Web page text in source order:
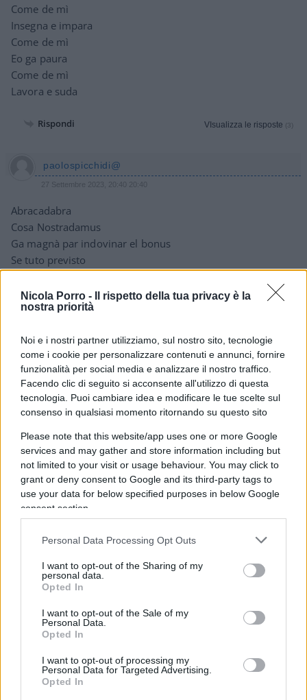
Nicola Porro -
Il rispetto della tua privacy è la
nostra priorità
Noi e i nostri partner utilizziamo, sul nostro sito, tecnologie
come i cookie per personalizzare contenuti e annunci, fornire
funzionalità per social media e analizzare il nostro traffico.
Facendo clic di seguito si acconsente all'utilizzo di questa
tecnologia. Puoi cambiare idea e modificare le tue scelte sul
consenso in qualsiasi momento ritornando su questo sito
Please note that this website/app uses one or more Google
services and may gather and store information including but
not limited to your visit or usage behaviour. You may click to
grant or deny consent to Google and its third-party tags to
use your data for below specified purposes in below Google
consent section.
Personal Data Processing Opt Outs
I want to opt-out of the Sharing of my
personal data.
Opted In
I want to opt-out of the Sale of my
Personal Data.
Opted In
I want to opt-out of processing my
Personal Data for Targeted Advertising.
Opted In
Come de mì
Insegna e impara
Come de mì
Eo ga paura
Come de mì
Lavora e suda
Rispondi VIsualizza le risposte (3)
paolospicchidi@
27 Settembre 2023, 20:40 20:40
Abracadabra
Cosa Nostradamus
Ga magnà par indovinar el bonus
Se tuto previsto
De professìa
Nina, Pinta, Santa Maria
Parché ‘se scrito, dito, stradito dai oracoi
La piovra perdarà i tentàcoi
E cascarà i tabù col…
Rispondi VIsualizza le risposte
paolospicchidi@
27 Settembre 2023, 20:37 20:37
Sarà vero
Dopo Miss Italia aver un Papa nero
Un Papa nero che scolta ‘le me canson en venessian
Parché el ‘se nero african
Sarà vero
Dopo Miss Italia aver un Papa nero
No me par vero
Un Papa nero che scolta ‘le me canson en venessian
Perché el ‘se nero african
A l’è lu jah
Rispondi